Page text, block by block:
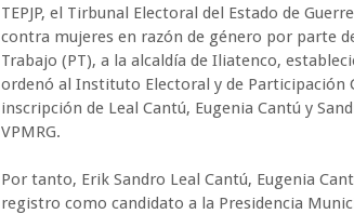
TEPJP, el Tirbunal Electoral del Estado de
contra mujeres en razón de género por parte
Trabajo (PT), a la alcaldía de Iliatenco,
ordenó al Instituto Electoral y de Participación
inscripción de Leal Cantú, Eugenia Cantú y
VPMRG.
Por tanto, Erik Sandro Leal Cantú, Eugenia
registro como candidato a la Presidencia